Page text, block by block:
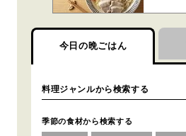
今日の晩ごはん
季節の食材から検索する